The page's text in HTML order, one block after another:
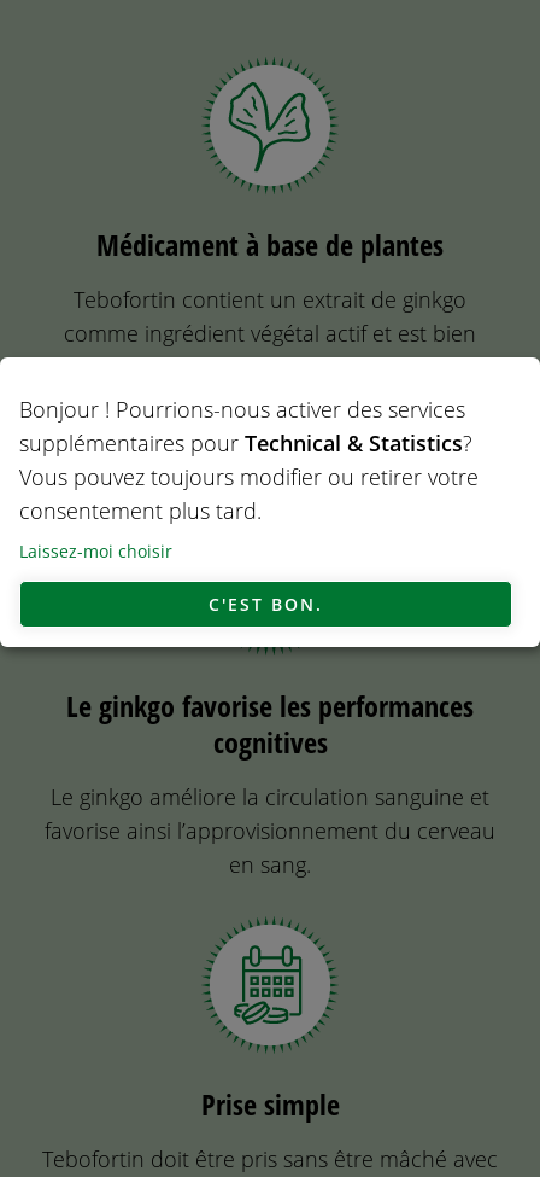
Médicament à base de plantes
Tebofortin contient un extrait de ginkgo
comme ingrédient végétal actif et est bien
toléré.
Le ginkgo favorise les performances
cognitives
Le ginkgo améliore la circulation sanguine et
favorise ainsi l’approvisionnement du cerveau
en sang.
Prise simple
Tebofortin doit être pris sans être mâché avec
Bonjour ! Pourrions-nous activer des services
supplémentaires pour Technical & Statistics?
Vous pouvez toujours modifier ou retirer votre
consentement plus tard.
Laissez-moi choisir
C'EST BON.